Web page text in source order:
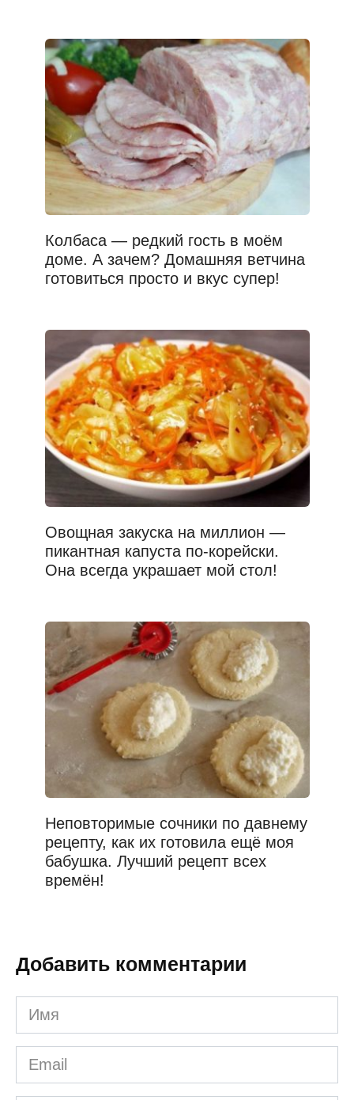
Колбаса — редкий гость в моём
доме. А зачем? Домашняя ветчина
готовиться просто и вкус супер!
Овощная закуска на миллион —
пикантная капуста по-корейски.
Она всегда украшает мой стол!
Неповторимые сочники по давнему
рецепту, как их готовила ещё моя
бабушка. Лучший рецепт всех
времён!
Добавить комментарии
Имя
*
Email
*